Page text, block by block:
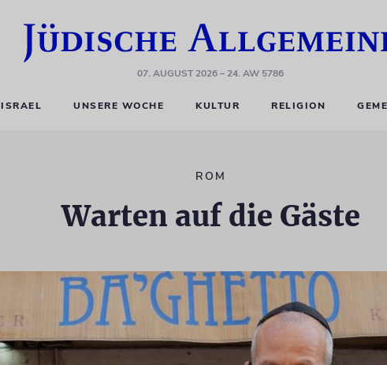
07. AUGUST 2026– 24. AW 5786
ISRAEL UNSERE WOCHE KULTUR RELIGION
ROM
Warten auf die Gäste